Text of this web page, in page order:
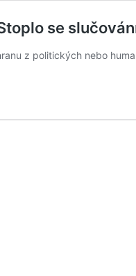
se
z politických nebo